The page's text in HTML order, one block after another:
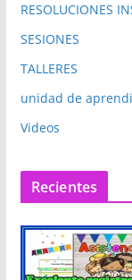
RESOLUCIONES
SESIONES
TALLERES
unidad de
Videos
Recientes